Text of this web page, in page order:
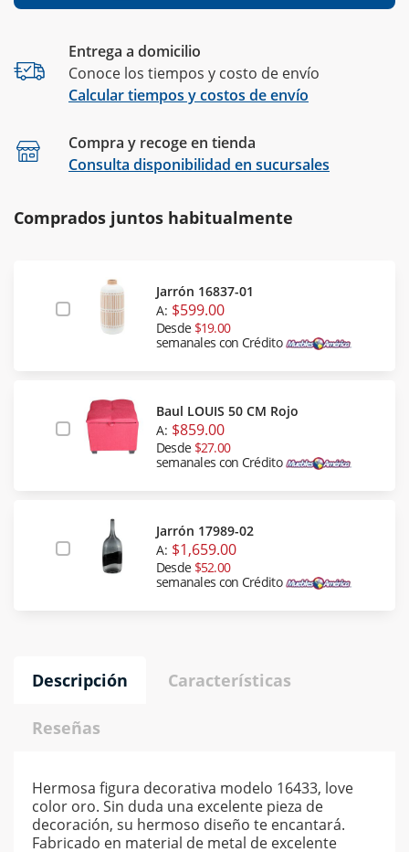
Entrega a domicilio
Conoce los tiempos y costo de envío
Calcular tiempos y costos de envío
Compra y recoge en tienda
Consulta disponibilidad en sucursales
Comprados juntos habitualmente
Jarrón 16837-01
A: $599.00
Desde $19.00
semanales con Crédito
Baul LOUIS 50 CM Rojo
A: $859.00
Desde $27.00
semanales con Crédito
Jarrón 17989-02
A: $1,659.00
Desde $52.00
semanales con Crédito
Descripción Características
Reseñas
Hermosa figura decorativa modelo 16433, love
color oro. Sin duda una excelente pieza de
decoración, su hermoso diseño te encantará.
Fabricado en material de metal de excelente